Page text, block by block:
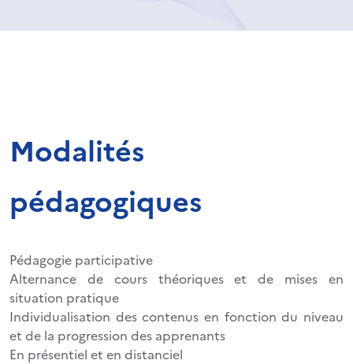
Modalités
pédagogiques
Pédagogie participative
Alternance de cours théoriques et de mises en
situation pratique
Individualisation des contenus en fonction du niveau
et de la progression des apprenants
En présentiel et en distanciel